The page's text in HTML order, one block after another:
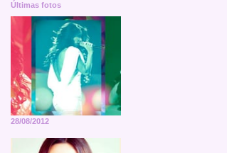
Últimas fotos
28/08/2012